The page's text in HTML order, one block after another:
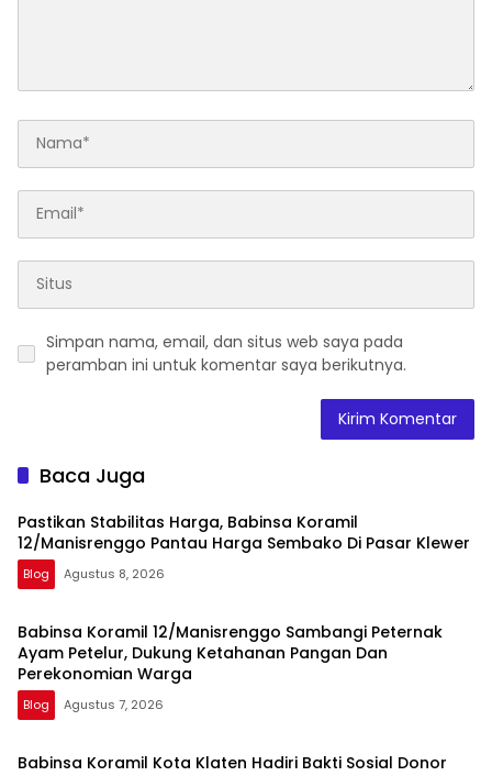
Simpan nama, email, dan situs web saya pada
peramban ini untuk komentar saya berikutnya.
Baca Juga
Pastikan Stabilitas Harga, Babinsa Koramil
12/Manisrenggo Pantau Harga Sembako Di Pasar Klewer
Blog Agustus 8, 2026
Babinsa Koramil 12/Manisrenggo Sambangi Peternak
Ayam Petelur, Dukung Ketahanan Pangan Dan
Perekonomian Warga
Blog Agustus 7, 2026
Babinsa Koramil Kota Klaten Hadiri Bakti Sosial Donor